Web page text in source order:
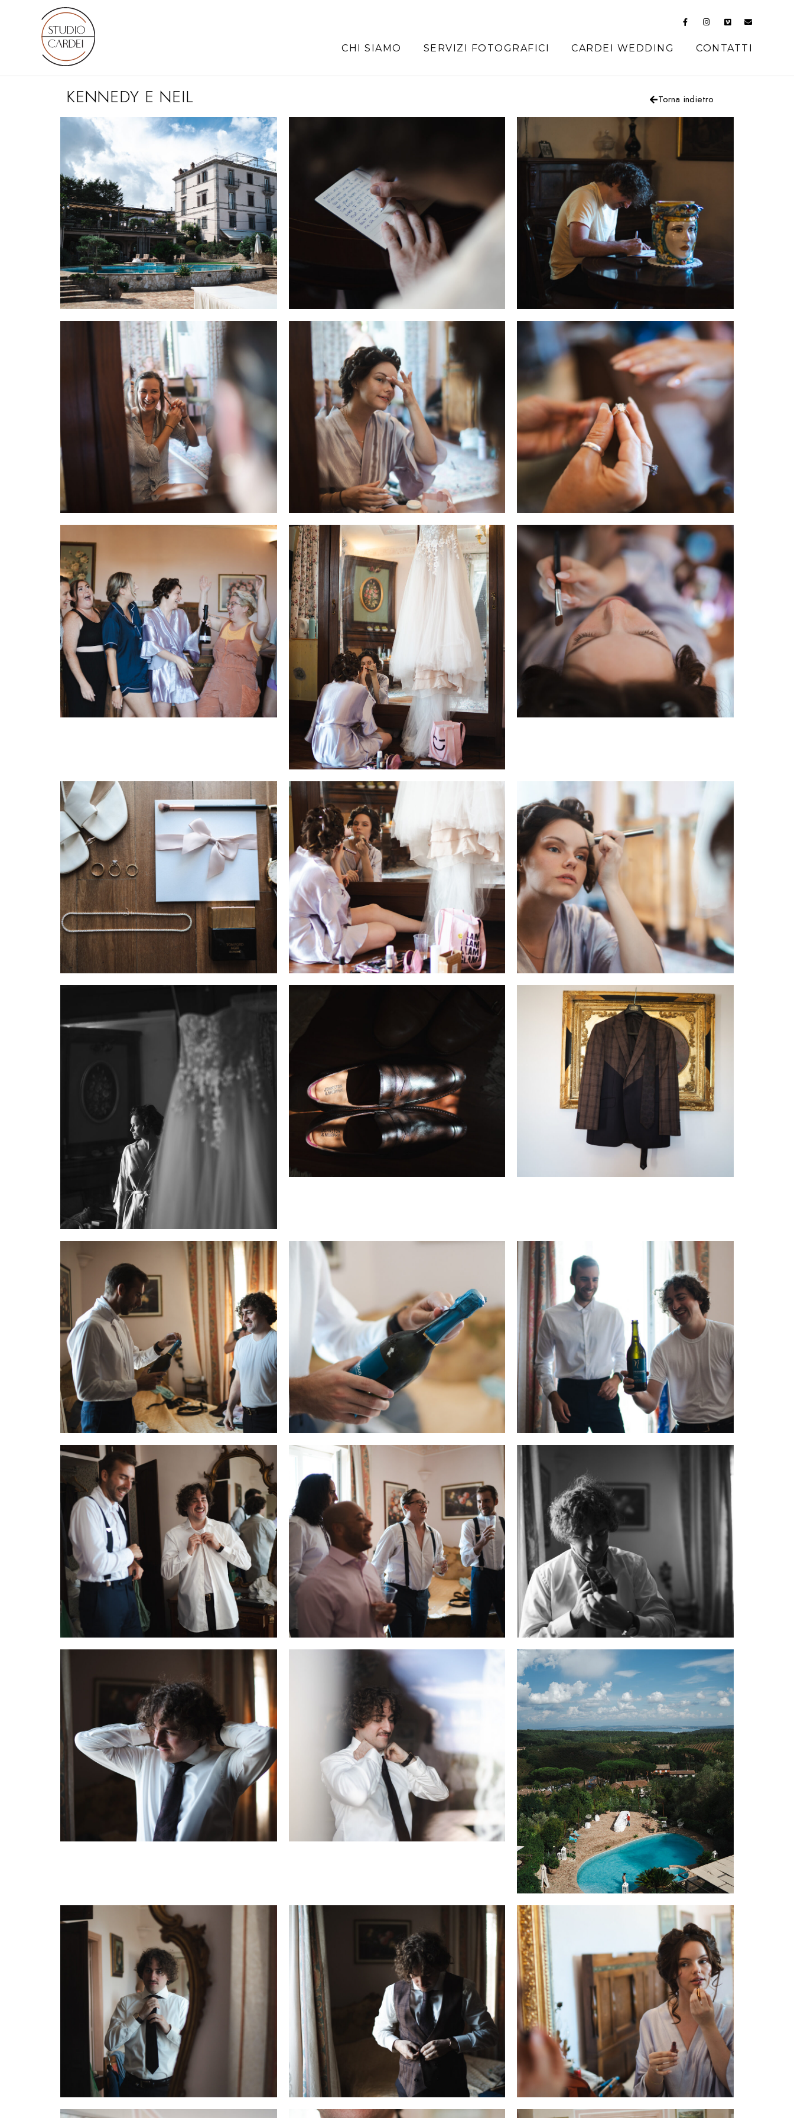
CHI SIAMO SERVIZI FOTOGRAFICI CARDEI WEDDING CONTATTI
KENNEDY E NEIL Torna indietro